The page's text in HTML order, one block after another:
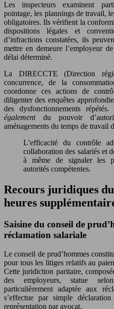
Les inspecteurs examinent
pointage, les plannings de travail,
obligatoires. Ils vérifient la
dispositions légales et
d’infractions constatées, ils
mettre en demeure l’employeur
délai déterminé.
La DIRECCTE (Direction
concurrence, de la
coordonne ces actions de
diligenter des enquêtes
des dysfonctionnements répétés.
égalementdu pouvoir
aménagements du temps de travail
L’efficacité du contrôle
collaboration des salariés et
à même de signaler les
autorités compétentes.
Recours juridiques
heures
Saisine du conseil de
réclamation salariale
Le conseil de prud’hommes
pour tous les litiges relatifs au
Cette juridiction paritaire,
des employeurs, statue
particulièrement adaptée aux
s’effectue par simple
représentation par avocat.